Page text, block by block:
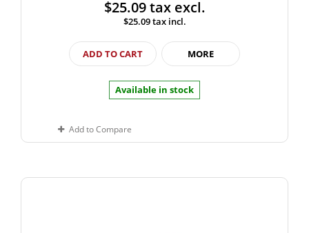
$25.09tax excl.
$25.09tax incl.
ADD TO CART MORE
Available in stock
Add to Compare